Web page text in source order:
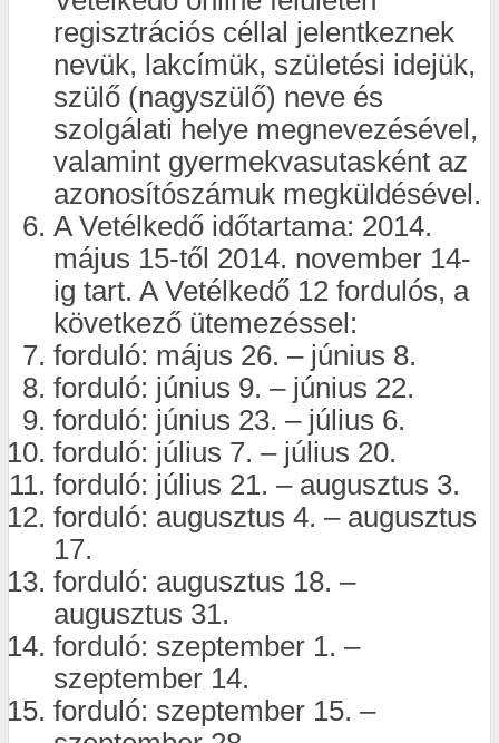
regisztrációs céllal jelentkeznek
nevük, lakcímük, születési idejük,
szülő (nagyszülő) neve és
szolgálati helye megnevezésével,
valamint gyermekvasutasként az
azonosítószámuk megküldésével.
A Vetélkedő időtartama: 2014.
május 15-től 2014. november 14-
ig tart. A Vetélkedő 12 fordulós, a
következő ütemezéssel:
forduló: május 26. – június 8.
forduló: június 9. – június 22.
forduló: június 23. – július 6.
forduló: július 7. – július 20.
forduló: július 21. – augusztus 3.
forduló: augusztus 4. – augusztus
17.
forduló: augusztus 18. –
augusztus 31.
forduló: szeptember 1. –
szeptember 14.
forduló: szeptember 15. –